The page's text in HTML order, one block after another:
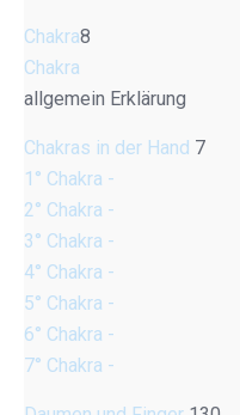
Chakra8
Chakra
allgemein Erklärung
Chakras in der Hand 7
1° Chakra -
2° Chakra -
3° Chakra -
4° Chakra -
5° Chakra -
6° Chakra -
7° Chakra -